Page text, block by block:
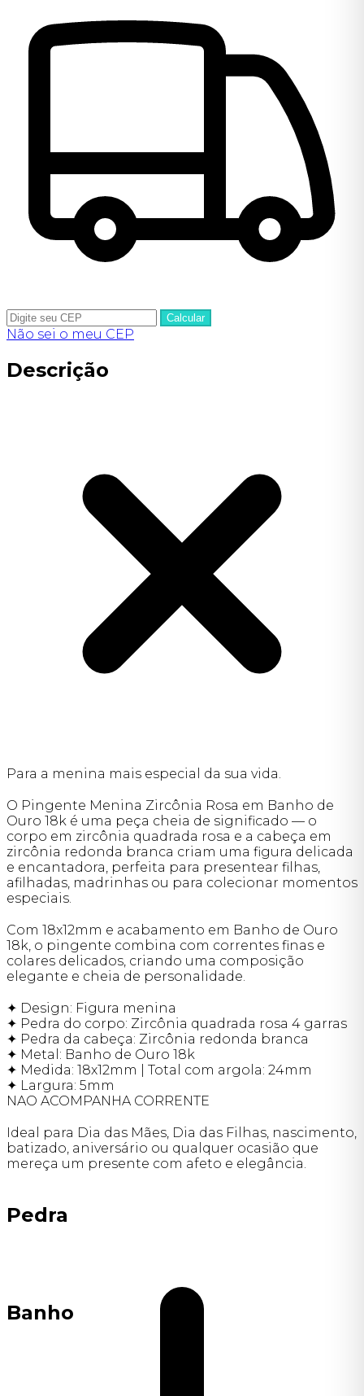
Calcular
Não sei o meu CEP
Descrição
Para a menina mais especial da sua vida.
O Pingente Menina Zircônia Rosa em Banho de
Ouro 18k é uma peça cheia de significado — o
corpo em zircônia quadrada rosa e a cabeça em
zircônia redonda branca criam uma figura delicada
e encantadora, perfeita para presentear filhas,
afilhadas, madrinhas ou para colecionar momentos
especiais.
Com 18x12mm e acabamento em Banho de Ouro
18k, o pingente combina com correntes finas e
colares delicados, criando uma composição
elegante e cheia de personalidade.
✦ Design: Figura menina
✦ Pedra do corpo: Zircônia quadrada rosa 4 garras
✦ Pedra da cabeça: Zircônia redonda branca
✦ Metal: Banho de Ouro 18k
✦ Medida: 18x12mm | Total com argola: 24mm
✦ Largura: 5mm
NAO ACOMPANHA CORRENTE
Ideal para Dia das Mães, Dia das Filhas, nascimento,
batizado, aniversário ou qualquer ocasião que
mereça um presente com afeto e elegância.
Pedra
Banho